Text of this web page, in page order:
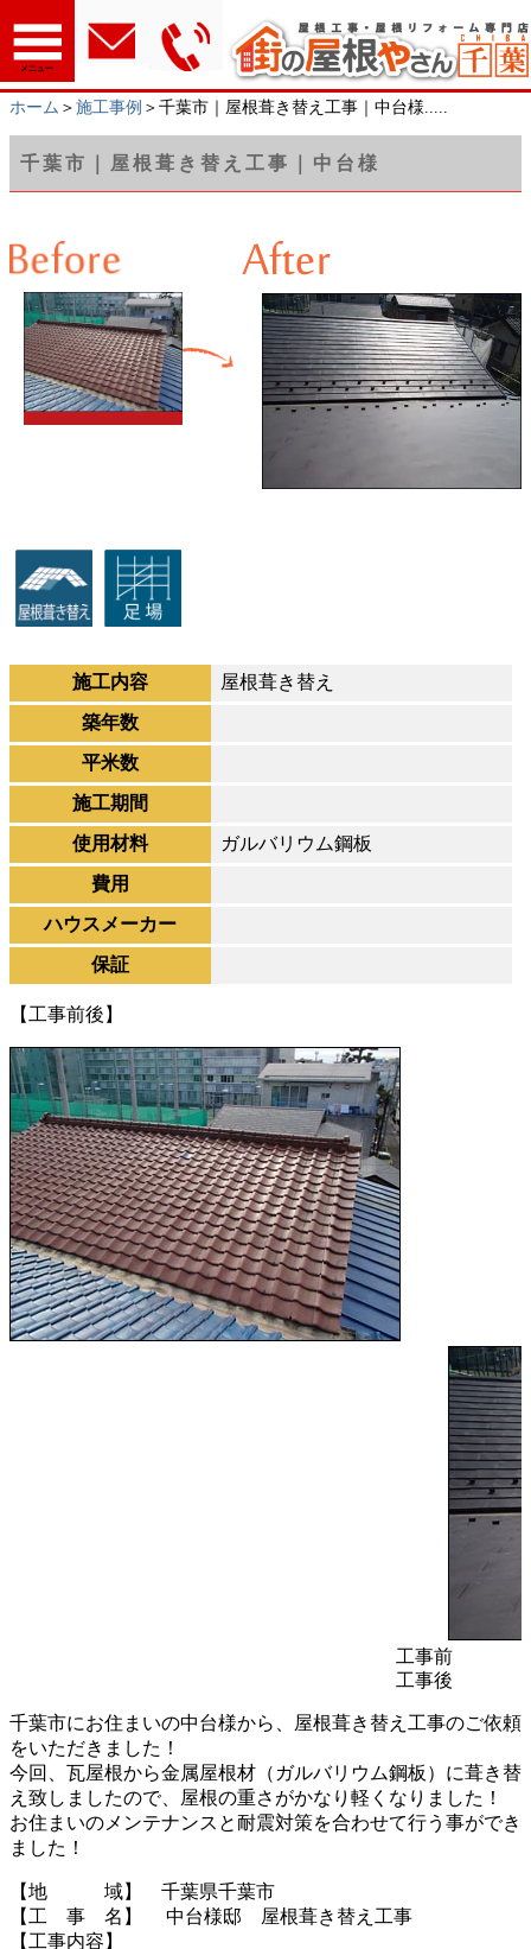
メニュー
ホーム ＞ 施工事例 ＞千葉市｜屋根葺き替え工事｜中台様.....
千葉市｜屋根葺き替え工事｜中台様
施工内容
屋根葺き替え
築年数
平米数
施工期間
使用材料
ガルバリウム鋼板
費用
ハウスメーカー
保証
【工事前後】
工事前
工事後
千葉市にお住まいの中台様から、屋根葺き替え工事のご依頼
をいただきました！
今回、瓦屋根から金属屋根材（ガルバリウム鋼板）に葺き替
え致しましたので、屋根の重さがかなり軽くなりました！
お住まいのメンテナンスと耐震対策を合わせて行う事ができ
ました！
【地 域】 千葉県千葉市
【工 事 名】 中台様邸 屋根葺き替え工事
【工事内容】